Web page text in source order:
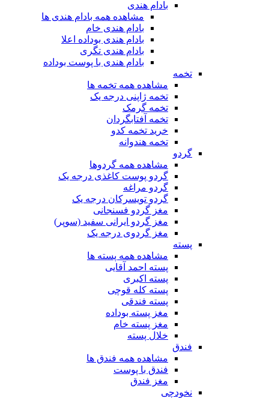
بادام هندی
مشاهده همه بادام هندی ها
بادام هندی خام
بادام هندی بوداده اعلا
بادام هندی تگری
بادام هندی با پوست بوداده
تخمه
مشاهده همه تخمه ها
تخمه ژاپنی درجه یک
تخمه گرمک
تخمه آفتابگردان
خرید تخمه کدو
تخمه هندوانه
گردو
مشاهده همه گردوها
گردو پوست کاغذی درجه یک
گردو مراغه
گردو تویسرکان درجه یک
مغز گردو فسنجانی
مغز گردو ایرانی سفید (سوپر)
مغز گردوی درجه یک
پسته
مشاهده همه پسته ها
پسته احمد آقایی
پسته اکبری
پسته کله قوچی
پسته فندقی
مغز پسته بوداده
مغز پسته خام
خلال پسته
فندق
مشاهده همه فندق ها
فندق با پوست
مغز فندق
نخودچی